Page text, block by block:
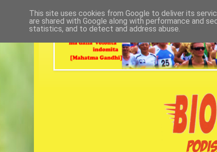
This site uses cookies from Google to deliver its
are shared with Google along with performance and
statistics, and to detect and address abuse.